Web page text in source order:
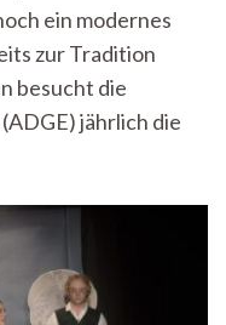
ein modernes
zur Tradition
besucht die
jährlich die